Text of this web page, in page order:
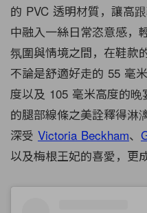
的 PVC 透明材質，讓高
中融入一絲日常恣意感，
氛圍與情境之間，在鞋款
不論是舒適好走的 55 毫
度以及 105 毫米高度的
的腿部線條之美詮釋得淋
深受 Victoria Beckham、
以及梅根王妃的喜愛，更